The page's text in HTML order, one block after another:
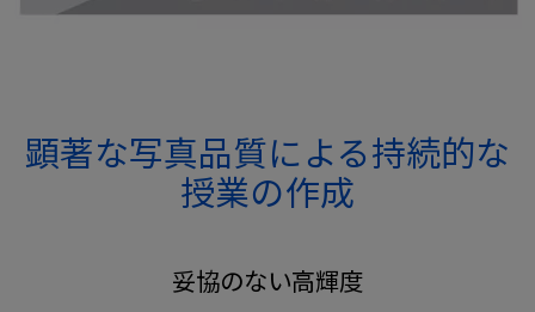
顕著な写真品質による持続的な
授業の作成
妥協のない高輝度